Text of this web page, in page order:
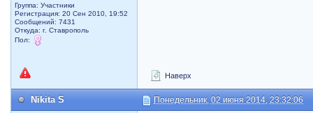
Группа: Участники
Регистрация: 20 Сен 2010, 19:52
Сообщений: 7431
Откуда: г. Ставрополь
Пол:
Наверх
Nikita S Понедельник, 02 июня 2014, 23:32:06